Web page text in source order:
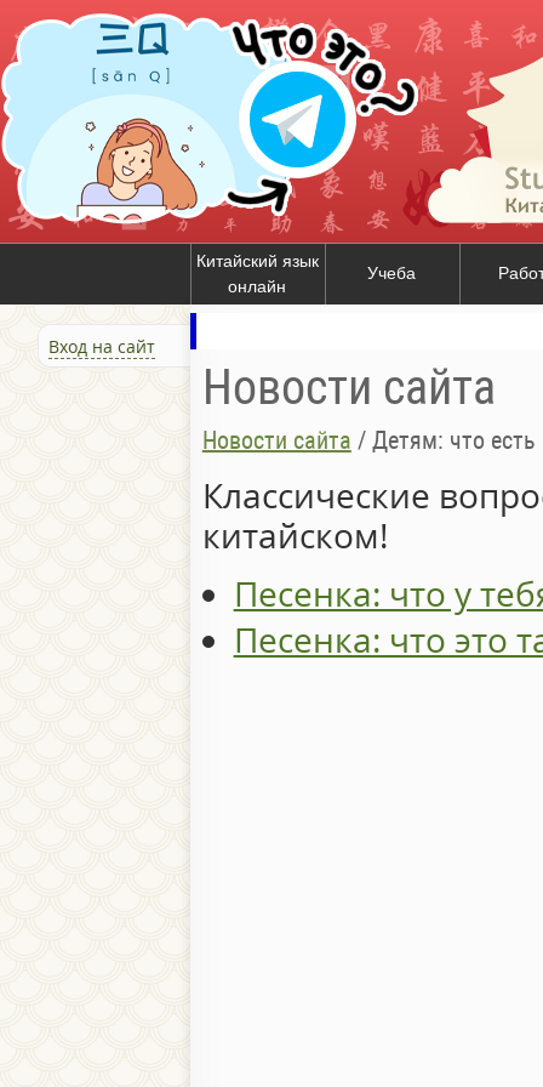
Китайский язык
онлайн
Учеба
Вход на сайт
Новости сайта
Новости сайта / Детям: что есть
Классические
китайском!
Песенка: что у
Песенка: что это